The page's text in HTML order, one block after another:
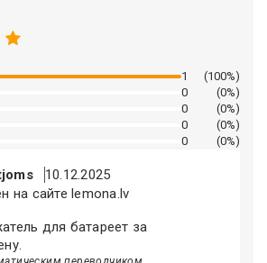
1
(100%)
0
(0%)
0
(0%)
0
(0%)
0 (0%)
10.12.2025
на сайте lemona.lv
для батареет за